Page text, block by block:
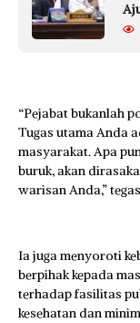
“Pejabat bukanlah
Tugas utama Anda
masyarakat. Apa
buruk, akan
warisan Anda,”
Ia juga menyoroti
berpihak kepada
terhadap fasilitas
kesehatan dan